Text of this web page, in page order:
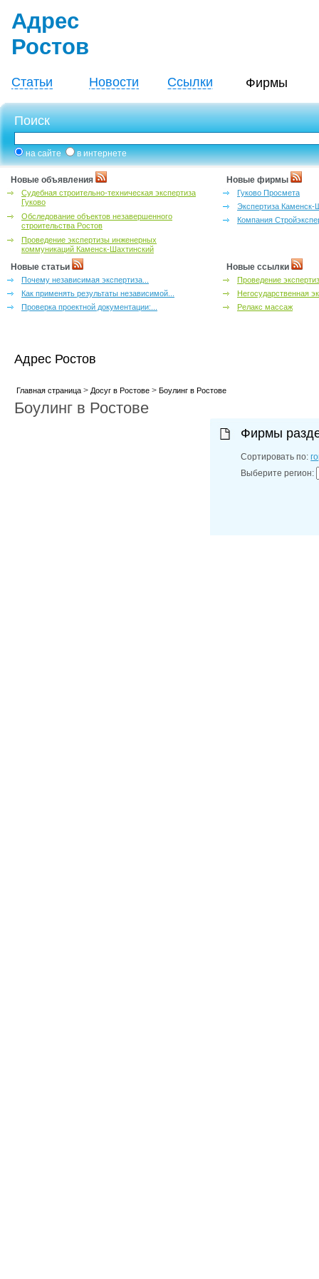
Адрес
Ростов
Статьи Новости Ссылки Фирмы
Поиск
на сайте в интернете
Новые объявления
Судебная строительно-техническая экспертиза
Гуково
Обследование объектов незавершенного
строительства Ростов
Проведение экспертизы инженерных
коммуникаций Каменск-Шахтинский
Новые фирмы
Гуково Просмета
Экспертиза Каменск-
Компания
Новые статьи
Почему независимая экспертиза...
Как применять результаты независимой...
Проверка проектной документации:...
Новые ссылки
Проведение
Негосударственная
Релакс массаж
Адрес Ростов
Главная страница> Досуг в Ростове> Боулинг в Ростове
Боулинг в Ростове
Фирмы
Сортировать по:
Выберите регион: